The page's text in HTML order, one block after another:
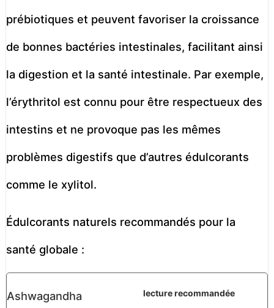
prébiotiques et peuvent favoriser la croissance
de bonnes bactéries intestinales, facilitant ainsi
la digestion et la santé intestinale. Par exemple,
l’érythritol est connu pour être respectueux des
intestins et ne provoque pas les mêmes
problèmes digestifs que d’autres édulcorants
comme le xylitol.
Édulcorants naturels recommandés pour la
santé globale :
lecture recommandée